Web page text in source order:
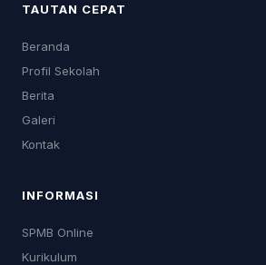
TAUTAN CEPAT
Beranda
Profil Sekolah
Berita
Galeri
Kontak
INFORMASI
SPMB Online
Kurikulum